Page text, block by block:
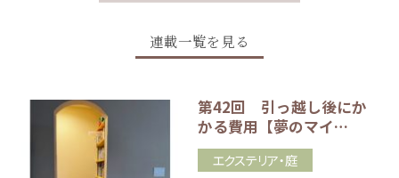
連載一覧を見る
第42回 引っ越し後にか
かる費用【夢のマイ…
エクステリア・庭